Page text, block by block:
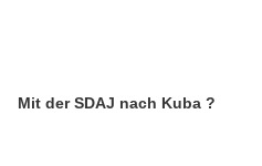
Mit der SDAJ nach Kuba ?